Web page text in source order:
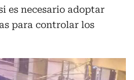
es necesario adoptar
para controlar los